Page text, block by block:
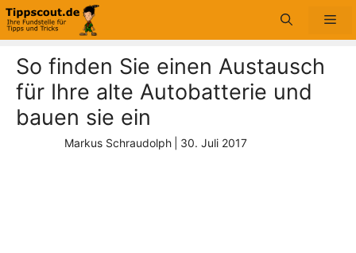
Zum
Inhalt
So finden Sie einen Austausch
für Ihre alte Autobatterie und
bauen sie ein
Markus Schraudolph 30. Juli 2017